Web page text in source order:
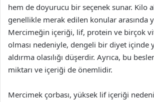
hem de doyurucu bir seçenek sunar. Kilo
genellikle merak edilen konular arasında
Mercimeğin içeriği, lif, protein ve birçok
olması nedeniyle, dengeli bir diyet içinde
aldırma olasılığı düşerdir. Ayrıca, bu
miktarı ve içeriği de önemlidir.
Mercimek çorbası, yüksek lif içeriği